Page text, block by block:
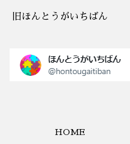
旧ほんとうがいちばん
HOME